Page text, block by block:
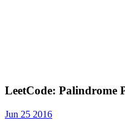
LeetCode: Palindrome
Jun 25 2016